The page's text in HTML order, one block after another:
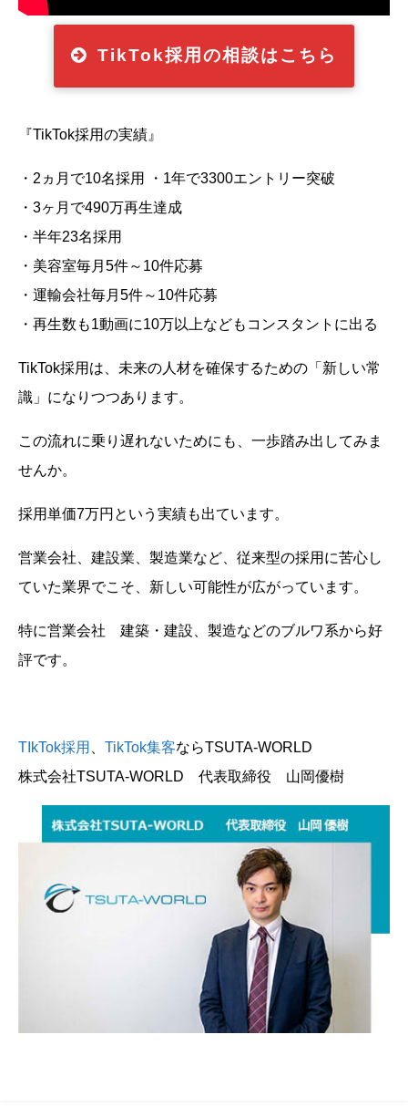
TikTok採用の相談はこちら
『TikTok採用の実績』
・2ヵ月で10名採用 ・1年で3300エントリー突破
・3ヶ月で490万再生達成
・半年23名採用
・美容室毎月5件～10件応募
・運輸会社毎月5件～10件応募
・再生数も1動画に10万以上などもコンスタントに出る
TikTok採用は、未来の人材を確保するための「新しい常
識」になりつつあります。
この流れに乗り遅れないためにも、一歩踏み出してみま
せんか。
採用単価7万円という実績も出ています。
営業会社、建設業、製造業など、従来型の採用に苦心し
ていた業界でこそ、新しい可能性が広がっています。
特に営業会社 建築・建設、製造などのブルワ系から好
評です。
TIkTok採用 TikTok集客ならTSUTA-WORLD
株式会社TSUTA-WORLD 代表取締役 山岡優樹